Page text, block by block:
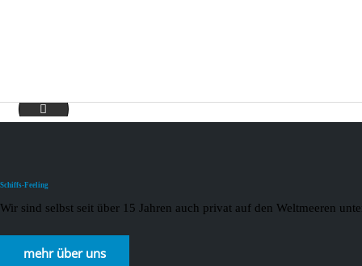
tuibanner
Schiffs-Feeling
Wir sind selbst seit über 15 Jahren auch privat auf den Weltmeeren
mehr über uns